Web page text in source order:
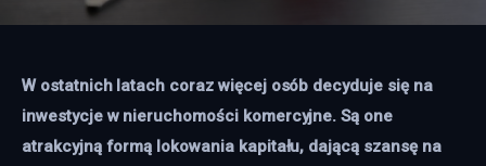
Więcej
W ostatnich latach coraz więcej osób decyduje się na
inwestycje w nieruchomości komercyjne. Są one
atrakcyjną formą lokowania kapitału, dającą szansę na